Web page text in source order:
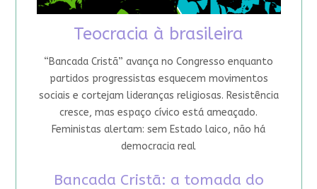
Teocracia à brasileira
“Bancada Cristã” avança no Congresso enquanto
partidos progressistas esquecem movimentos
sociais e cortejam lideranças religiosas. Resistência
cresce, mas espaço cívico está ameaçado.
Feministas alertam: sem Estado laico, não há
democracia real
Bancada Cristã: a tomada do